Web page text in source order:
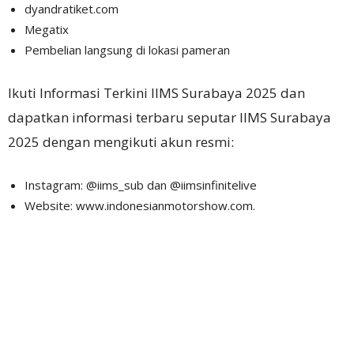
dyandratiket.com
Megatix
Pembelian langsung di lokasi pameran
Ikuti Informasi Terkini IIMS Surabaya 2025 dan
dapatkan informasi terbaru seputar IIMS Surabaya
2025 dengan mengikuti akun resmi:
Instagram: @iims_sub dan @iimsinfinitelive
Website: www.indonesianmotorshow.com.